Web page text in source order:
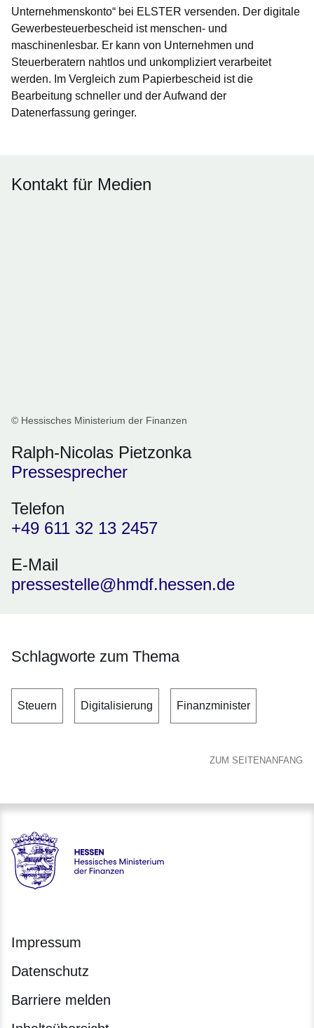
Unternehmenskonto“ bei ELSTER versenden. Der digitale
Gewerbesteuerbescheid ist menschen- und
maschinenlesbar. Er kann von Unternehmen und
Steuerberatern nahtlos und unkompliziert verarbeitet
werden. Im Vergleich zum Papierbescheid ist die
Bearbeitung schneller und der Aufwand der
Datenerfassung geringer.
Kontakt für Medien
© Hessisches Ministerium der Finanzen
Ralph-Nicolas Pietzonka
Pressesprecher
Telefon
+49 611 32 13 2457
E-Mail
pressestelle@hmdf.hessen.de
Schlagworte zum Thema
Steuern Digitalisierung Finanzminister
ZUM SEITENANFANG
Hessen - Hessisches Ministerium der Finanzen
Impressum
Datenschutz
Barriere melden